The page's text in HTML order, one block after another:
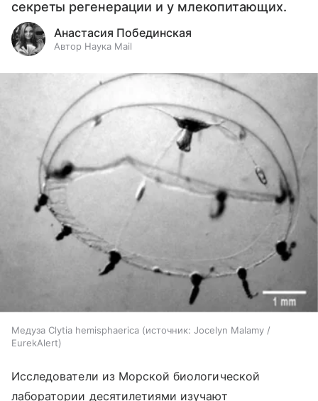
секреты регенерации и у млекопитающих.
Анастасия Побединская
Автор Наука Mail
Медуза Clytia hemisphaerica источник: Jocelyn Malamy /
EurekAlert
Исследователи из Морской биологической
лаборатории десятилетиями изучают